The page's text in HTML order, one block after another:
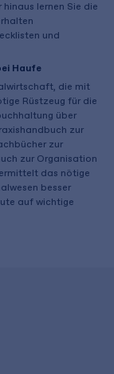
lernen Sie die
und
Haufe
die mit
Rüstzeug für die
über
zur
zur
zur Organisation
das nötige
besser
auf wichtige